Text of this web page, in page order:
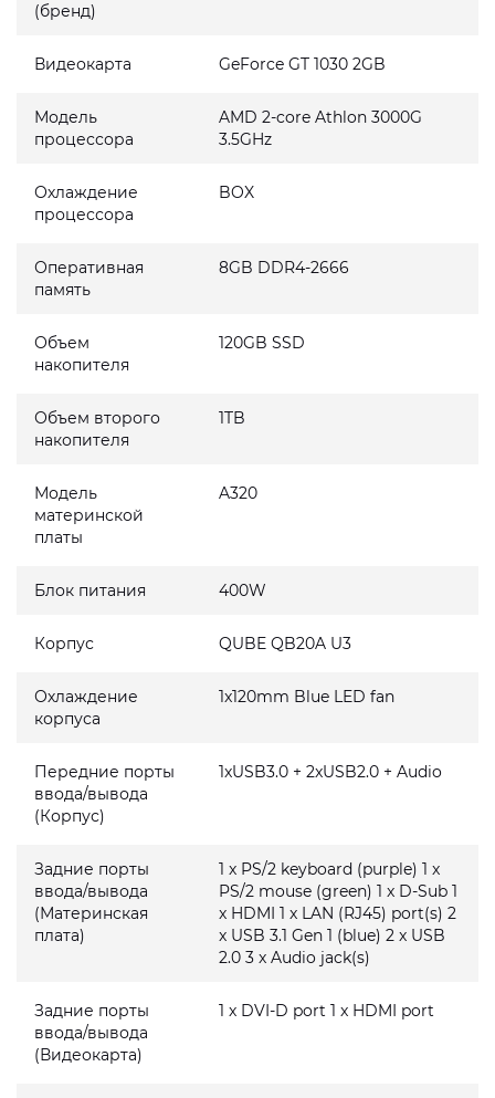
(бренд)
Видеокарта GeForce GT 1030 2GB
Модель
процессора
AMD 2-core Athlon 3000G
3.5GHz
Охлаждение
процессора
BOX
Оперативная
память
8GB DDR4-2666
Объем
накопителя
120GB SSD
Объем второго
накопителя
1TB
Модель
материнской
платы
A320
Блок питания 400W
Корпус QUBE QB20A U3
Охлаждение
корпуса
1x120mm Blue LED fan
Передние порты
ввода/вывода
(Корпус)
1xUSB3.0 + 2xUSB2.0 + Audio
Задние порты
ввода/вывода
(Материнская
плата)
1 x PS/2 keyboard (purple) 1 x
PS/2 mouse (green) 1 x D-Sub 1
x HDMI 1 x LAN (RJ45) port(s) 2
x USB 3.1 Gen 1 (blue) 2 x USB
2.0 3 x Audio jack(s)
Задние порты
ввода/вывода
(Видеокарта)
1 x DVI-D port 1 x HDMI port